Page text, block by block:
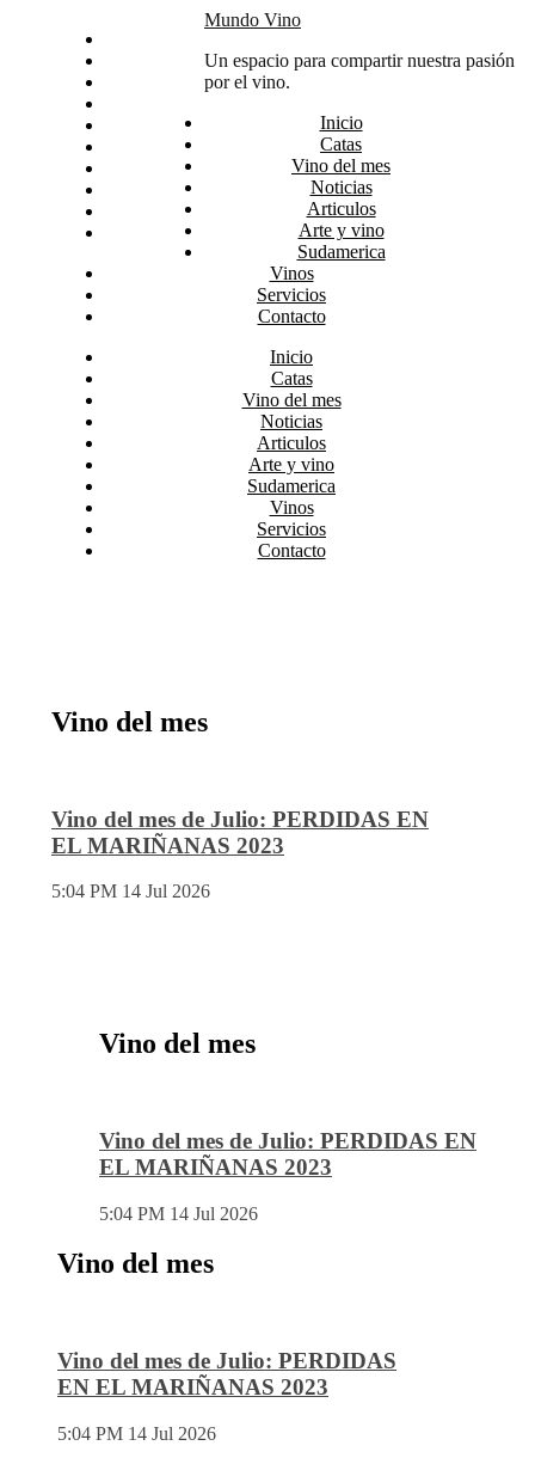
Arte y vino
Sudamerica
Mundo Vino
Un espacio para compartir nuestra pasión
por el vino.
Inicio
Catas
Vino del mes
Noticias
Articulos
Arte y vino
Sudamerica
Vinos
Servicios
Contacto
Inicio
Catas
Vino del mes
Noticias
Articulos
Arte y vino
Sudamerica
Vinos
Servicios
Contacto
Vino del mes
Vino del mes de Julio: PERDIDAS EN
EL MARIÑANAS 2023
5:04 PM 14 Jul 2026
Vino del mes
Vino del mes de Julio: PERDIDAS EN
EL MARIÑANAS 2023
5:04 PM 14 Jul 2026
Vino del mes
Vino del mes de Julio: PERDIDAS
EN EL MARIÑANAS 2023
5:04 PM 14 Jul 2026